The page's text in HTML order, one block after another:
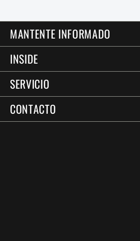
MANTENTE INFORMADO
INSIDE
SERVICIO
CONTACTO